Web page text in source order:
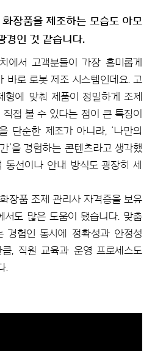
장품을 제조하는 모습도 아모
경인 것 같습니다.
에서 고객분들이 가장 흥미롭게
바로 로봇 제조 시스템인데요. 고
형에 맞춰 제품이 정밀하게 조제
접 볼 수 있다는 점이 큰 특징이
단순한 제조가 아니라, ‘나만의
’을 경험하는 콘텐츠라고 생각했
동선이나 안내 방식도 굉장히 세
장품 조제 관리사 자격증을 보유
서도 많은 도움이 됐습니다. 맞춤
경험인 동시에 정확성과 안정성
, 직원 교육과 운영 프로세스도
.